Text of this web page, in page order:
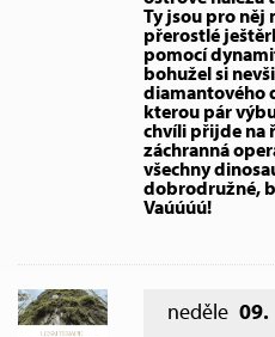
Ty jsou pro něj
přerostlé
pomocí
bohužel si
diamantového
kterou pár
chvíli přijde na
záchranná
všechny
dobrodružné,
Vaúúúú!
neděle 09.